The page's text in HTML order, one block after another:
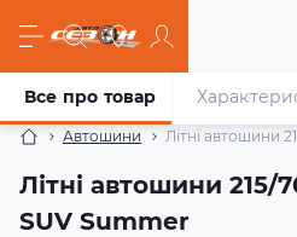
Автошини Літні автошини
Літні автошини 215/
SUV Summer
Все про товар